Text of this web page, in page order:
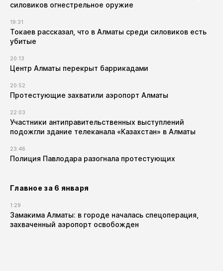
силовиков огнестрельное оружие
19:31
Токаев рассказал, что в Алматы среди силовиков есть
убитые
20:13
Центр Алматы перекрыт баррикадами
20:52
Протестующие захватили аэропорт Алматы
22:03
Участники антиправительственных выступлений
подожгли здание телеканала «Казахстан» в Алматы
23:46
Полиция Павлодара разогнала протестующих
Главное за 6 января
1:29
Замакима Алматы: в городе началась спецоперация,
захваченный аэропорт освобожден